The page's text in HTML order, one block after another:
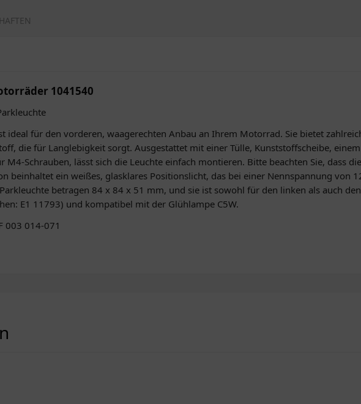
1041540
ideal für den vorderen, waagerechten Anbau an Ihrem Motorrad. Sie bietet
die für Langlebigkeit sorgt. Ausgestattet mit einer Tülle, Kunststoffscheibe,
M4-Schrauben, lässt sich die Leuchte einfach montieren. Bitte beachten Sie, dass
beinhaltet ein weißes, glasklares Positionslicht, das bei einer Nennspannung von
betragen 84 x 84 x 51 mm, und sie ist sowohl für den linken als auch
E1 11793) und kompatibel mit der Glühlampe C5W.
003 014-071